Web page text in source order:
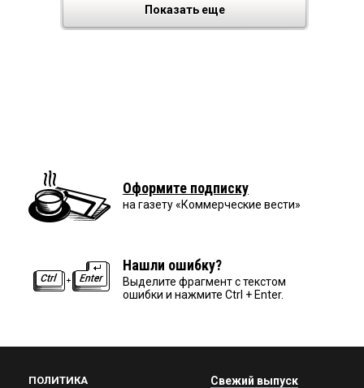
Показать еще
Оформите подписку
на газету «Коммерческие вести»
Нашли ошибку?
Выделите фрагмент с текстом
ошибки и нажмите Ctrl + Enter.
ПОЛИТИКА Свежий выпуск